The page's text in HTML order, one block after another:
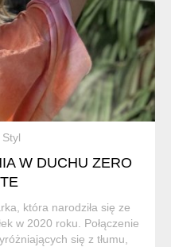
W DUCHU ZERO
która narodziła się ze
w 2020 roku. Połączenie
się z tłumu,